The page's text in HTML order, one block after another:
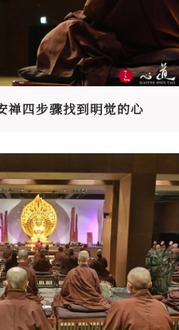
禅四步骤找到明觉的心